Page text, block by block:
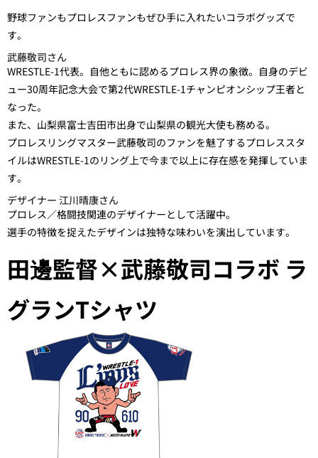
野球ファンもプロレスファンもぜひ手に入れたいコラボグッズで
す。
武藤敬司さん
WRESTLE-1代表。自他ともに認めるプロレス界の象徴。自身のデビ
ュー30周年記念大会で第2代WRESTLE-1チャンピオンシップ王者と
なった。
また、山梨県富士吉田市出身で山梨県の観光大使も務める。
プロレスリングマスター武藤敬司のファンを魅了するプロレススタ
イルはWRESTLE-1のリング上で今まで以上に存在感を発揮していま
す。
デザイナー 江川晴康さん
プロレス／格闘技関連のデザイナーとして活躍中。
選手の特徴を捉えたデザインは独特な味わいを演出しています。
田邊監督×武藤敬司コラボ ラ
グランTシャツ